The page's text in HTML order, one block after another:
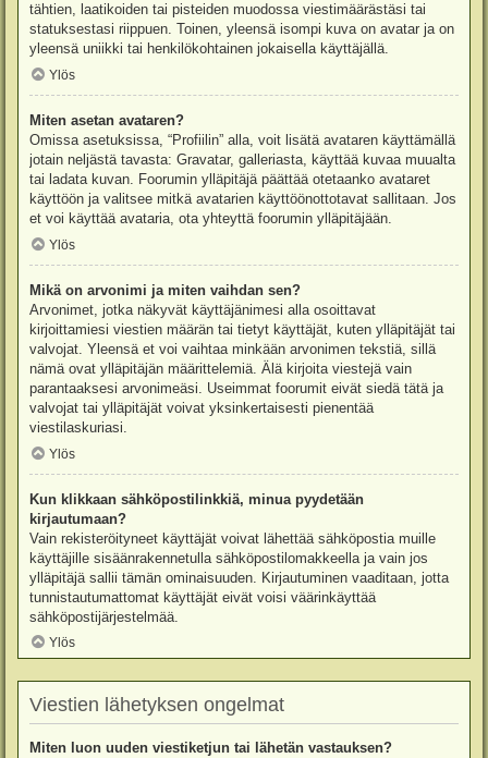
tähtien, laatikoiden tai pisteiden muodossa viestimäärästäsi tai
statuksestasi riippuen. Toinen, yleensä isompi kuva on avatar ja on
yleensä uniikki tai henkilökohtainen jokaisella käyttäjällä.
Ylös
Miten asetan avataren?
Omissa asetuksissa, “Profiilin” alla, voit lisätä avataren käyttämällä
jotain neljästä tavasta: Gravatar, galleriasta, käyttää kuvaa muualta
tai ladata kuvan. Foorumin ylläpitäjä päättää otetaanko avataret
käyttöön ja valitsee mitkä avatarien käyttöönottotavat sallitaan. Jos
et voi käyttää avataria, ota yhteyttä foorumin ylläpitäjään.
Ylös
Mikä on arvonimi ja miten vaihdan sen?
Arvonimet, jotka näkyvät käyttäjänimesi alla osoittavat
kirjoittamiesi viestien määrän tai tietyt käyttäjät, kuten ylläpitäjät tai
valvojat. Yleensä et voi vaihtaa minkään arvonimen tekstiä, sillä
nämä ovat ylläpitäjän määrittelemiä. Älä kirjoita viestejä vain
parantaaksesi arvonimeäsi. Useimmat foorumit eivät siedä tätä ja
valvojat tai ylläpitäjät voivat yksinkertaisesti pienentää
viestilaskuriasi.
Ylös
Kun klikkaan sähköpostilinkkiä, minua pyydetään
kirjautumaan?
Vain rekisteröityneet käyttäjät voivat lähettää sähköpostia muille
käyttäjille sisäänrakennetulla sähköpostilomakkeella ja vain jos
ylläpitäjä sallii tämän ominaisuuden. Kirjautuminen vaaditaan, jotta
tunnistautumattomat käyttäjät eivät voisi väärinkäyttää
sähköpostijärjestelmää.
Ylös
Viestien lähetyksen ongelmat
Miten luon uuden viestiketjun tai lähetän vastauksen?